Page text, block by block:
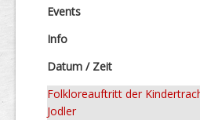
Events
Info
Datum / Zeit
Folkloreauftritt der
Jodler